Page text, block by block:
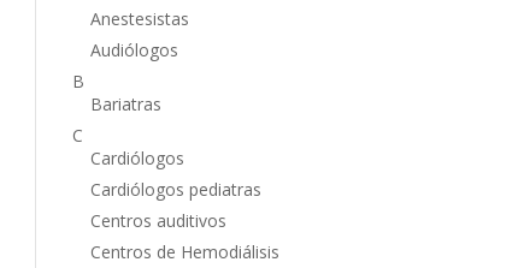
Anestesistas
Audiólogos
B
Bariatras
C
Cardiólogos
Cardiólogos pediatras
Centros auditivos
Centros de Hemodiálisis